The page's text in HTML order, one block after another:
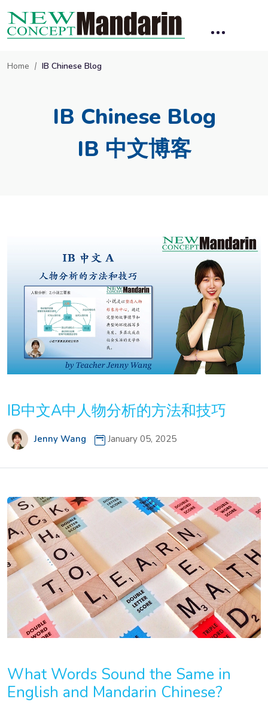
Home IB Chinese Blog
IB Chinese Blog
IB 中文博客
IB中文A中人物分析的方法和技巧
Jenny Wang January 05, 2025
What Words Sound the Same in
English and Mandarin Chinese?